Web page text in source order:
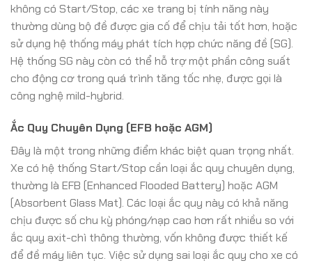
không có Start/Stop, các xe trang bị tính năng này
thường dùng bộ đề được gia cố để chịu tải tốt hơn, hoặc
sử dụng hệ thống máy phát tích hợp chức năng đề (SG).
Hệ thống SG này còn có thể hỗ trợ một phần công suất
cho động cơ trong quá trình tăng tốc nhẹ, được gọi là
công nghệ mild-hybrid.
Ắc Quy Chuyên Dụng (EFB hoặc AGM)
Đây là một trong những điểm khác biệt quan trọng nhất.
Xe có hệ thống Start/Stop cần loại ắc quy chuyên dụng,
thường là EFB (Enhanced Flooded Battery) hoặc AGM
(Absorbent Glass Mat). Các loại ắc quy này có khả năng
chịu được số chu kỳ phóng/nạp cao hơn rất nhiều so với
ắc quy axit-chì thông thường, vốn không được thiết kế
để đề máy liên tục. Việc sử dụng sai loại ắc quy cho xe có